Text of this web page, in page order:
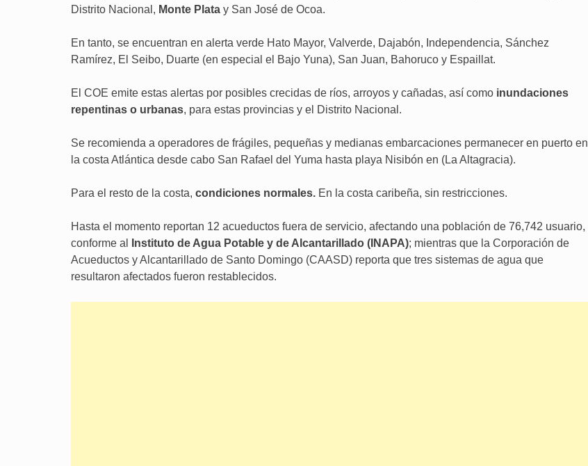
Distrito Nacional, Monte Plata y San José de Ocoa.
En tanto, se encuentran en alerta verde Hato Mayor, Valverde, Dajabón, Independencia, Sánchez
Ramírez, El Seibo, Duarte (en especial el Bajo Yuna), San Juan, Bahoruco y Espaillat.
El COE emite estas alertas por posibles crecidas de ríos, arroyos y cañadas, así como inundaciones
repentinas o urbanas, para estas provincias y el Distrito Nacional.
Se recomienda a operadores de frágiles, pequeñas y medianas embarcaciones permanecer en puerto en
la costa Atlántica desde cabo San Rafael del Yuma hasta playa Nisibón en (La Altagracia).
Para el resto de la costa, condiciones normales. En la costa caribeña, sin restricciones.
Hasta el momento reportan 12 acueductos fuera de servicio, afectando una población de 76,742 usuario,
conforme al
Instituto de Agua Potable y de Alcantarillado (INAPA); mientras que la Corporación de
Acueductos y Alcantarillado de Santo Domingo (CAASD) reporta que tres sistemas de agua que
resultaron afectados fueron restablecidos.